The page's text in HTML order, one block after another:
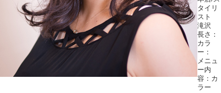
タイリ
スト
滝沢
長さ：
カラ
ー：
メニュ
ー内
容： カ
ラー